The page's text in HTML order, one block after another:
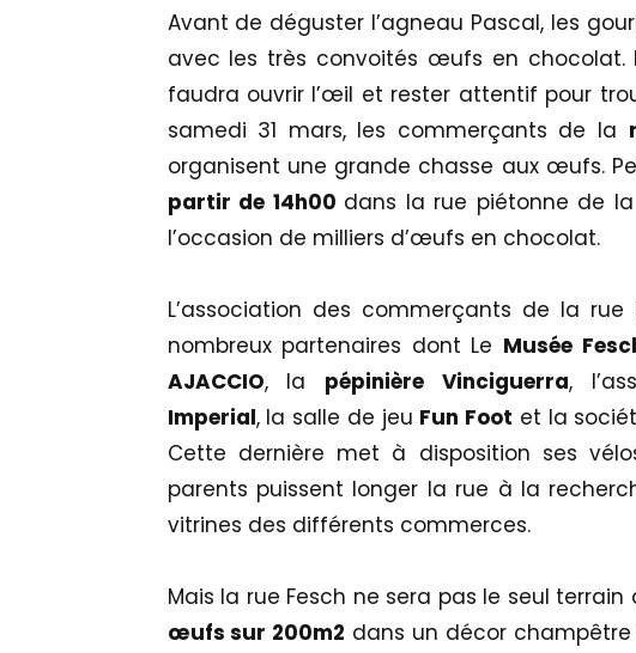
Avant de déguster l’agneau Pascal, les
avec les très convoités œufs en chocolat.
faudra ouvrir l’œil et rester attentif pour
samedi 31 mars, les commerçants de la
organisent une grande chasse aux œufs.
partir de 14h00 dans la rue piétonne de
l’occasion de milliers d’œufs en chocolat.
L’association des commerçants de la
nombreux partenaires dont Le Musée
AJACCIO, la pépinière Vinciguerra,
Imperial, la salle de jeu Fun Foot et la
Cette dernière met à disposition ses
parents puissent longer la rue à la
vitrines des différents commerces.
Mais la rue Fesch ne sera pas le seul terrain
œufs sur 200m2 dans un décor